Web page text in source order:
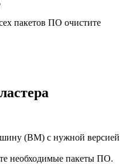
пакетов ПО очистите
(ВМ) с нужной версией
необходимые пакеты ПО.